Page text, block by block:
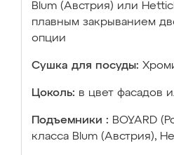
Blum (Австрия) или
плавным закрыванием
опции
Сушка для посуды:
Цоколь: в цвет фасадов
Подъемники : BOYARD
класса Blum (Австрия),